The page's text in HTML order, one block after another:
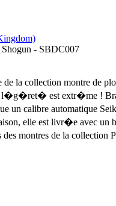
Shogun - SBDC007
de la collection montre de
est extr�me !
un calibre automatique
elle est livr�e avec un
montres de la collection